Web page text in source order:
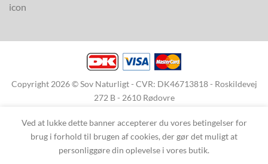
Copyright 2026 © Sov Naturligt - CVR: DK46713818 - Roskildevej
272 B - 2610 Rødovre
Ved at lukke dette banner accepterer du vores betingelser for
brug i forhold til brugen af cookies, der gør det muligt at
personliggøre din oplevelse i vores butik.